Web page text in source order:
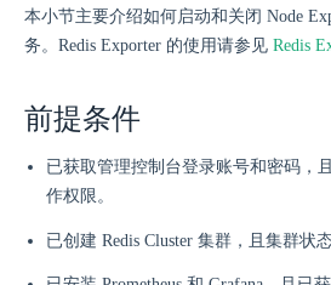
本小节主要介绍如何启动和关闭 Node
务。Redis Exporter 的使用请参见 Redis
前提条件
已获取管理控制台登录账号和密码，
作权限。
已创建 Redis Cluster 集群，且集群状